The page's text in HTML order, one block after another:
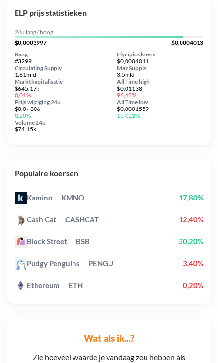
Wat als ik...?
Zie hoeveel waarde je vandaag zou hebben als
ELP prijs statistieken
24u laag / hoog
$0,0003997
$0,0004013
Elympics koers
$0,0004011
Circulating Supply
1.61mld
Prijs wijziging 24u
$0,0₇-306
0,20%
Max Supply
3.5mld
Marktkapitalisatie
$645.17k
0,01%
Volume 24u
$74.15k
Rang
#3299
All Timehigh
$0,01138
96,48%
All Time low
$0,0001559
157,22%
Populaire koersen
Kamino KMNO 17,80%
Cash Cat CASHCAT 12,40%
Block Street BSB 30,20%
Pudgy Penguins PENGU 3,40%
Ethereum ETH 0,20%